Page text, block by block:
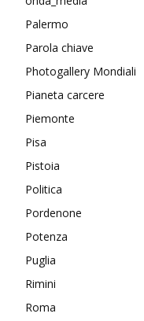
Palermo
Parola chiave
Photogallery Mondiali
Pianeta carcere
Piemonte
Pisa
Pistoia
Politica
Pordenone
Potenza
Puglia
Rimini
Roma